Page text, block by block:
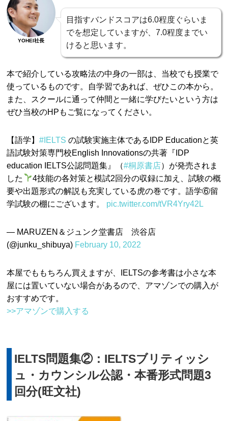
YOHEI社長
目指すバンドスコアは6.0程度ぐらいま
でを想定していますが、7.0程度までい
けると思います。
本で紹介している攻略法の中身の一部は、当校でも授業で
使っているものです。自学習であれば、ぜひこの本から。
また、スクールに通って仲間と一緒に学びたいという方は
ぜひ当校のHPもご覧になってください。
【語学】#IELTS の試験実施主体であるIDP Educationと英
語試験対策専門校English Innovationsの共著『IDP
education IELTS公認問題集』（#桐原書店）が発売されま
した
4技能の各対策と模試2回分の収録に加え、試験の概
要や出題形式の解説も充実している虎の巻です。語学⑥留
学試験の棚にございます。 pic.twitter.com/tVR4Yry42L
— MARUZEN＆ジュンク堂書店 渋谷店
(@junku_shibuya) February 10, 2022
本屋でももちろん買えますが、IELTSの参考書は小さな本
屋には置いていない場合があるので、アマゾンでの購入が
おすすめです。
>>アマゾンで購入する
IELTS問題集②：IELTSブリティッシ
ュ・カウンシル公認・本番形式問題3
回分(旺文社)